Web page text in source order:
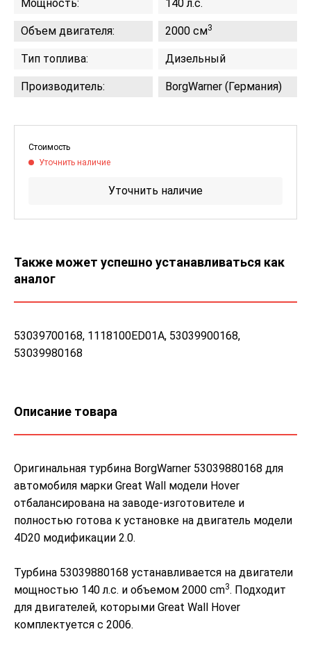
Мощность: 140 л.с.
Объем двигателя: 2000 см3
Тип топлива: Дизельный
Производитель: BorgWarner (Германия)
Стоимость
Уточнить наличие
Уточнить наличие
Также может успешно устанавливаться как
аналог
53039700168, 1118100ED01A, 53039900168,
53039980168
Описание товара
Оригинальная турбина BorgWarner 53039880168 для
автомобиля марки Great Wall модели Hover
отбалансирована на заводе-изготовителе и
полностью готова к установке на двигатель модели
4D20 модификации 2.0.
Турбина 53039880168 устанавливается на двигатели
мощностью 140 л.с. и объемом 2000 cm3. Подходит
для двигателей, которыми Great Wall Hover
комплектуется с 2006.